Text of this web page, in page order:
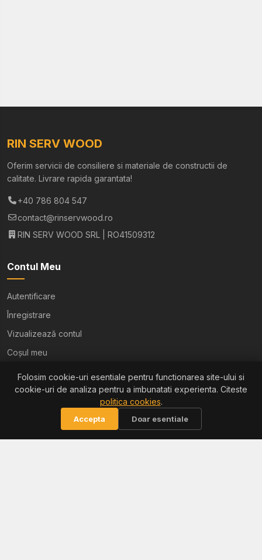
RIN SERV WOOD
Oferim servicii de consiliere si materiale de constructii de
calitate. Livrare rapida garantata!
+40 786 804 547
contact@rinservwood.ro
RIN SERV WOOD SRL | RO41509312
Contul Meu
Autentificare
Înregistrare
Vizualizează contul
Coșul meu
Ajutor
Termeni și condiții
Politica de confidențialitate
Folosim cookie-uri esentiale pentru functionarea site-ului si
cookie-uri de analiza pentru a imbunatati experienta. Citeste
politica cookies.
Accepta Doar esentiale